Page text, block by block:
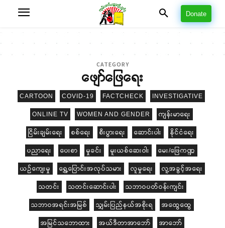
Donate
CATEGORY
ဖျော်ဖြေရေး
CARTOON COVID-19 FACTCHECK INVESTIGATIVE
ONLINE TV WOMEN AND GENDER ကျန်းမာရေး
ငြိမ်းချမ်းရေး စစ်ရေး စီးပွားရေး ဆောင်းပါး နိုင်ငံရေး
ပညာရေး ပေးစာ မှုခင်း မူးယစ်ဆေးဝါး မေး/ဖြေကဏ္ဍ
ယဉ်ကျေးမှု ရွှေ့ပြောင်းအလုပ်သမား လူမှုရေး လူ့အခွင့်အရေး
သတင်း သတင်းဆောင်းပါး သဘာဝပတ်ဝန်းကျင်း
သဘာဝအရင်းအမြစ် သျှမ်းပြည်နယ်အစိုးရ အထွေထွေ
အမြင်သဘောထား အယ်ဒီတာအာဘော် အာဘော်